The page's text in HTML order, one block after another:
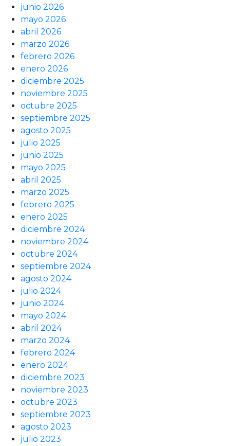
junio 2026
mayo 2026
abril 2026
marzo 2026
febrero 2026
enero 2026
diciembre 2025
noviembre 2025
octubre 2025
septiembre 2025
agosto 2025
julio 2025
junio 2025
mayo 2025
abril 2025
marzo 2025
febrero 2025
enero 2025
diciembre 2024
noviembre 2024
octubre 2024
septiembre 2024
agosto 2024
julio 2024
junio 2024
mayo 2024
abril 2024
marzo 2024
febrero 2024
enero 2024
diciembre 2023
noviembre 2023
octubre 2023
septiembre 2023
agosto 2023
julio 2023